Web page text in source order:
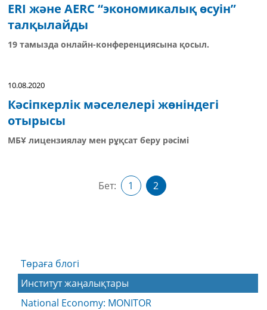
ERI және AERC “экономикалық өсуін”
талқылайды
19 тамызда онлайн-конференциясына қосыл.
10.08.2020
Кәсіпкерлік мәселелері жөніндегі
отырысы
МБҰ лицензиялау мен рұқсат беру рәсімі
Бет: 1 2
Төраға блогі
Институт жаңалықтары
National Economy: MONITOR